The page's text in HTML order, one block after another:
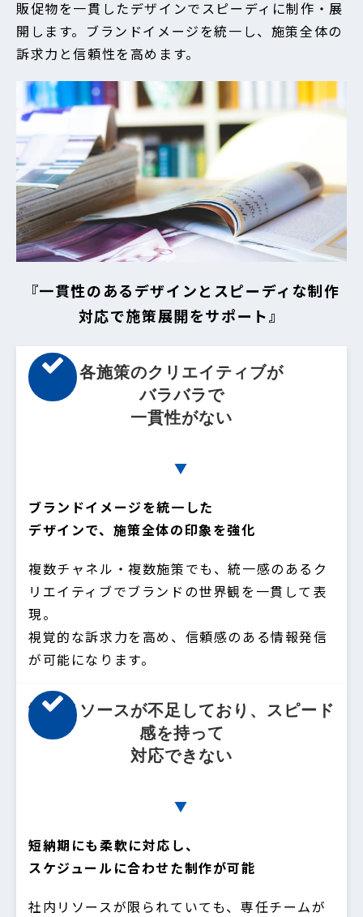
販促物を一貫したデザインでスピーディに制作・展
開します。ブランドイメージを統一し、施策全体の
訴求力と信頼性を高めます。
『一貫性のあるデザインとスピーディな制作
対応で施策展開をサポート』
各施策のクリエイティブが
バラバラで
一貫性がない
▼
ブランドイメージを統一した
デザインで、施策全体の印象を強化
複数チャネル・複数施策でも、統一感のあるク
リエイティブでブランドの世界観を一貫して表
現。
視覚的な訴求力を高め、信頼感のある情報発信
が可能になります。
制作リソースが不足しており、スピード
感を持って
対応できない
▼
短納期にも柔軟に対応し、
スケジュールに合わせた制作が可能
社内リソースが限られていても、専任チームが